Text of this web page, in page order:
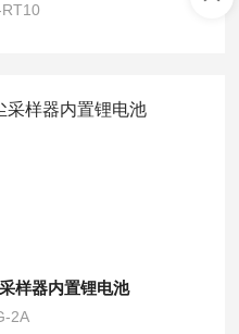
样器内置锂电池
2A